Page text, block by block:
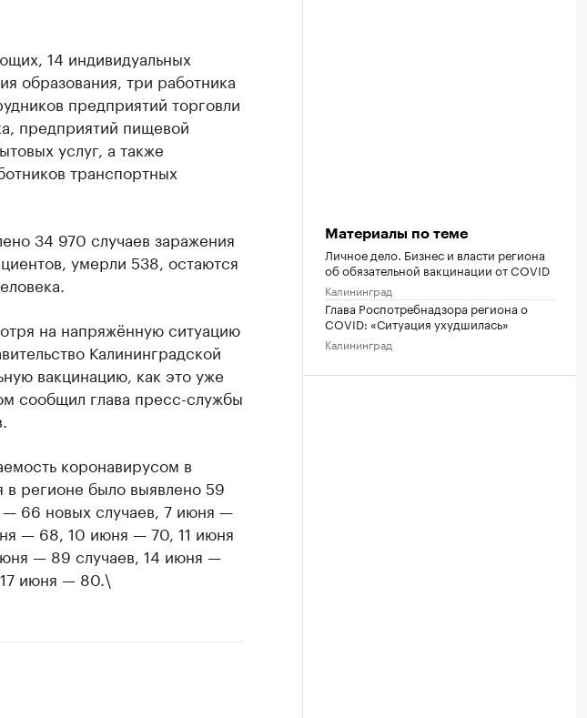
14 индивидуальных
образования, три работника
предприятий торговли
предприятий пищевой
услуг, а также
транспортных
34 970 случаев заражения
умерли 538, остаются
на напряжённую ситуацию
Калининградской
вакцинацию, как это уже
сообщил глава пресс-службы
коронавирусом в
в регионе было выявлено 59
66 новых случаев, 7 июня —
— 68, 10 июня — 70, 11 июня
— 89 случаев, 14 июня —
июня — 80.\
Материалы по теме
Личное дело. Бизнес и власти региона
об обязательной вакцинации от COVID
Калининград
Глава Роспотребнадзора региона о
COVID: «Ситуация ухудшилась»
Калининград